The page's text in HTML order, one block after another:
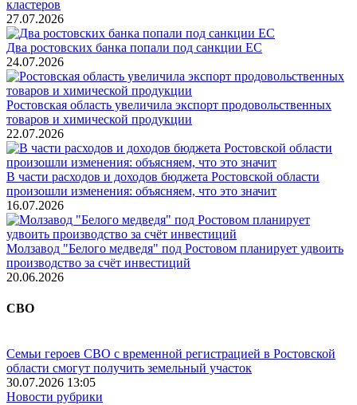
кластеров
27.07.2026
Два ростовских банка попали под санкции ЕС
24.07.2026
Ростовская область увеличила экспорт продовольственных
товаров и химической продукции
22.07.2026
В части расходов и доходов бюджета Ростовской области
произошли изменения: объясняем, что это значит
16.07.2026
Молзавод "Белого медведя" под Ростовом планирует удвоить
производство за счёт инвестиций
20.06.2026
СВО
Семьи героев СВО с временной регистрацией в Ростовской
области смогут получить земельный участок
30.07.2026 13:05
Новости рубрики